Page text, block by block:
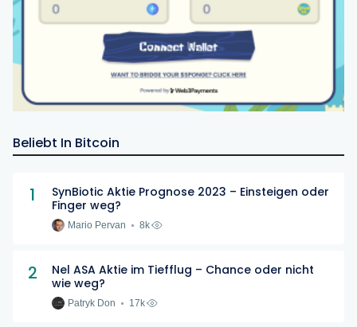
Beliebt In Bitcoin
1
SynBiotic Aktie Prognose 2023 – Einsteigen oder
Finger weg?
Mario Pervan 8k
2
Nel ASA Aktie im Tiefflug – Chance oder nicht
wie weg?
Patryk Don 17k